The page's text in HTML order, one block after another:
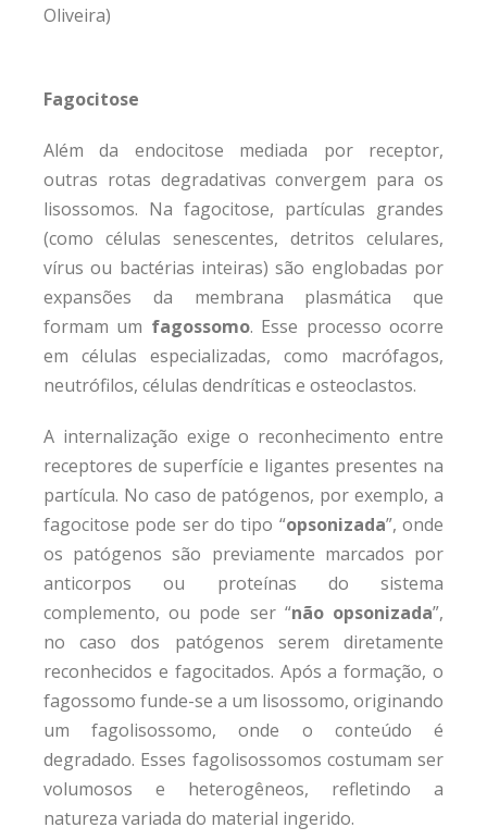
Oliveira)
Fagocitose
Além da endocitose mediada por receptor,
outras rotas degradativas convergem para os
lisossomos. Na fagocitose, partículas grandes
(como células senescentes, detritos celulares,
vírus ou bactérias inteiras) são englobadas por
expansões da membrana plasmática que
formam um fagossomo. Esse processo ocorre
em células especializadas, como macrófagos,
neutrófilos, células dendríticas e osteoclastos.
A internalização exige o reconhecimento entre
receptores de superfície e ligantes presentes na
partícula. No caso de patógenos, por exemplo, a
fagocitose pode ser do tipo “opsonizada”, onde
os patógenos são previamente marcados por
anticorpos ou proteínas do sistema
complemento, ou pode ser “não opsonizada”,
no caso dos patógenos serem diretamente
reconhecidos e fagocitados. Após a formação, o
fagossomo funde-se a um lisossomo, originando
um fagolisossomo, onde o conteúdo é
degradado. Esses fagolisossomos costumam ser
volumosos e heterogêneos, refletindo a
natureza variada do material ingerido.